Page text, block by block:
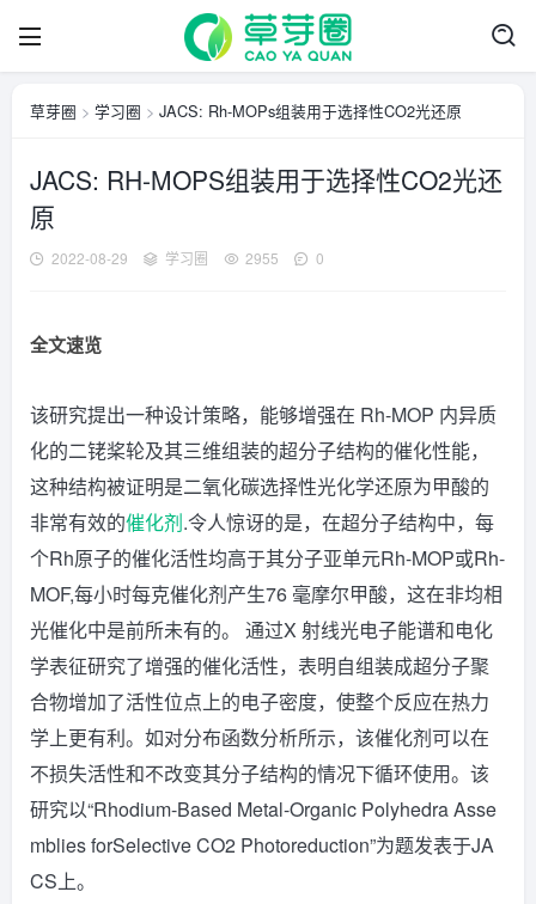
草芽圈 > 学习圈 > JACS: Rh-MOPs组装用于选择性CO2光还原
JACS: RH-MOPS组装用于选择性CO2光还
原
2022-08-29 学习圈 2955 0
全文速览
该研究提出一种设计策略，能够增强在 Rh-MOP 内异质
化的二铑桨轮及其三维组装的超分子结构的催化性能，
这种结构被证明是二氧化碳选择性光化学还原为甲酸的
非常有效的催化剂.令人惊讶的是，在超分子结构中，每
个Rh原子的催化活性均高于其分子亚单元Rh-MOP或Rh-
MOF,每小时每克催化剂产生76 毫摩尔甲酸，这在非均相
光催化中是前所未有的。 通过X 射线光电子能谱和电化
学表征研究了增强的催化活性，表明自组装成超分子聚
合物增加了活性位点上的电子密度，使整个反应在热力
学上更有利。如对分布函数分析所示，该催化剂可以在
不损失活性和不改变其分子结构的情况下循环使用。该
研究以“Rhodium-Based Metal-Organic Polyhedra Asse
mblies forSelective CO2 Photoreduction”为题发表于JA
CS上。